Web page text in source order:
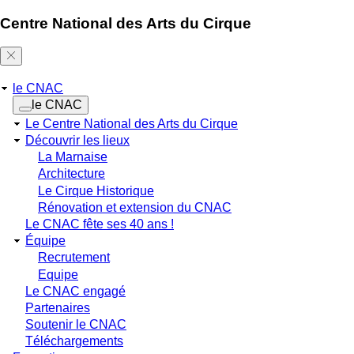
Centre National des Arts du Cirque
Navigation
principale
le CNAC
le CNAC
Le Centre National des Arts du Cirque
Découvrir les lieux
La Marnaise
Architecture
Le Cirque Historique
Rénovation et extension du CNAC
Le CNAC fête ses 40 ans !
Équipe
Recrutement
Equipe
Le CNAC engagé
Partenaires
Soutenir le CNAC
Téléchargements